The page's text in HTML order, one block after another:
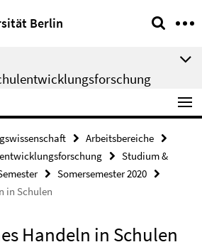
Berlin
Arbeitsbereiche
Studium &
Somersemester 2020
in Schulen
Handeln in Schulen